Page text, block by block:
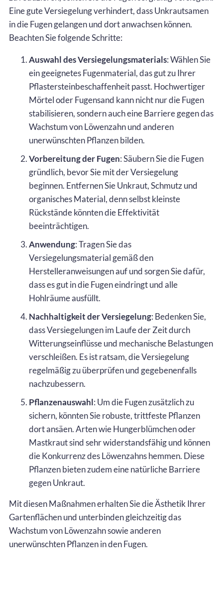
Eine gute Versiegelung verhindert, dass Unkrautsamen
in die Fugen gelangen und dort anwachsen können.
Beachten Sie folgende Schritte:
Auswahl des Versiegelungsmaterials: Wählen Sie
ein geeignetes Fugenmaterial, das gut zu Ihrer
Pflastersteinbeschaffenheit passt. Hochwertiger
Mörtel oder Fugensand kann nicht nur die Fugen
stabilisieren, sondern auch eine Barriere gegen das
Wachstum von Löwenzahn und anderen
unerwünschten Pflanzen bilden.
Vorbereitung der Fugen: Säubern Sie die Fugen
gründlich, bevor Sie mit der Versiegelung
beginnen. Entfernen Sie Unkraut, Schmutz und
organisches Material, denn selbst kleinste
Rückstände könnten die Effektivität
beeinträchtigen.
Anwendung: Tragen Sie das
Versiegelungsmaterial gemäß den
Herstelleranweisungen auf und sorgen Sie dafür,
dass es gut in die Fugen eindringt und alle
Hohlräume ausfüllt.
Nachhaltigkeit der Versiegelung: Bedenken Sie,
dass Versiegelungen im Laufe der Zeit durch
Witterungseinflüsse und mechanische Belastungen
verschleißen. Es ist ratsam, die Versiegelung
regelmäßig zu überprüfen und gegebenenfalls
nachzubessern.
Pflanzenauswahl: Um die Fugen zusätzlich zu
sichern, könnten Sie robuste, trittfeste Pflanzen
dort ansäen. Arten wie Hungerblümchen oder
Mastkraut sind sehr widerstandsfähig und können
die Konkurrenz des Löwenzahns hemmen. Diese
Pflanzen bieten zudem eine natürliche Barriere
gegen Unkraut.
Mit diesen Maßnahmen erhalten Sie die Ästhetik Ihrer
Gartenflächen und unterbinden gleichzeitig das
Wachstum von Löwenzahn sowie anderen
unerwünschten Pflanzen in den Fugen.